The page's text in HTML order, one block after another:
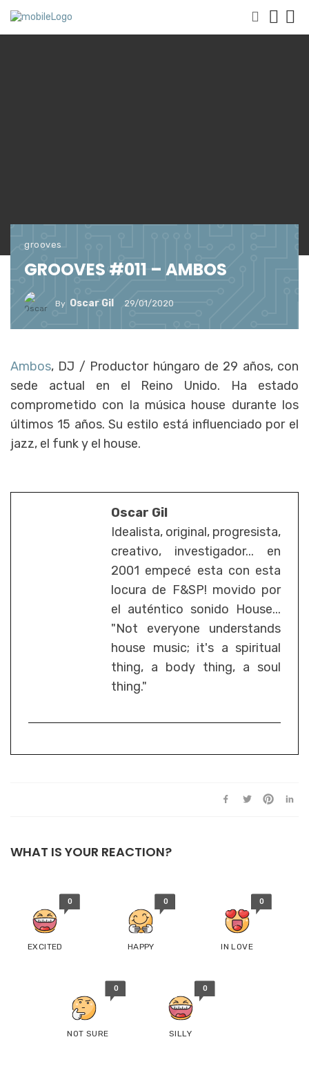
grooves
GROOVES #011 – AMBOS
By Oscar Gil 29/01/2020
Ambos, DJ / Productor húngaro de 29 años, con
sede actual en el Reino Unido. Ha estado
comprometido con la música house durante los
últimos 15 años. Su estilo está influenciado por el
jazz, el funk y el house.
Oscar Gil
Idealista, original, progresista,
creativo, investigador... en
2001 empecé esta con esta
locura de F&SP! movido por
el auténtico sonido House...
"Not everyone understands
house music; it's a spiritual
thing, a body thing, a soul
thing."
WHAT IS YOUR REACTION?
0
EXCITED
0
HAPPY
0
IN LOVE
0
NOT SURE
0
SILLY